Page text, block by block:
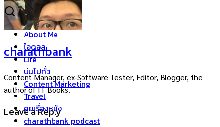
About Me
ไอดอล
Life
บ่นไปทั่ว
Content Marketing
Travel
คุยเรื่องหนัง
charathbank podcast
charathbank
Content Manager, ex-Software Tester, Editor, Blogger, the
author of IT Books.
Leave a Reply